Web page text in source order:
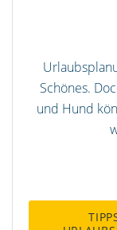
Schönes.
und Hund